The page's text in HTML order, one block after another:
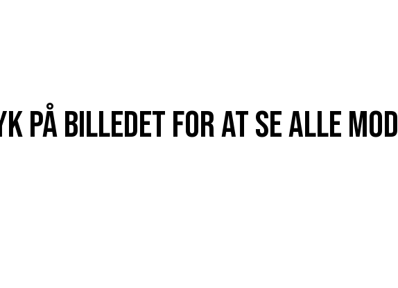
på billedet for at se alle